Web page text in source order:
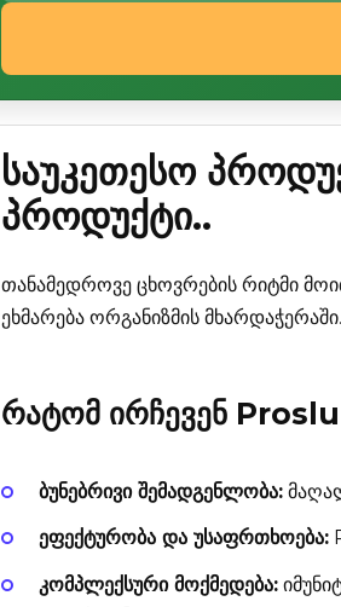
საუკეთესო
პროდუქტი..
თანამედროვე ცხოვრების რიტმი
ეხმარება ორგანიზმის
რატომ ირჩევენ
ბუნებრივი შემადგენლობა:
ეფექტურობა და უსაფრთხოება:
კომპლექსური მოქმედება: